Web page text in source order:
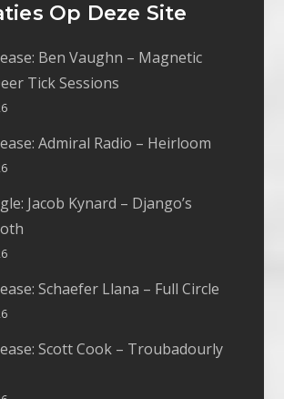
Op Deze Site
Ben Vaughn – Magnetic
Tick Sessions
Admiral Radio – Heirloom
Jacob Kynard – Django’s
Schaefer Llana – Full Circle
Scott Cook – Troubadourly